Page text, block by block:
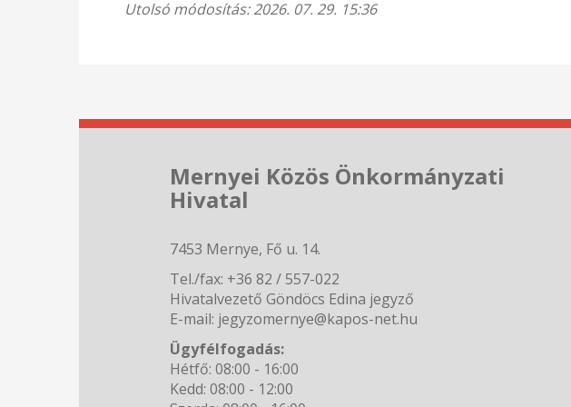
Utolsó módosítás: 2026. 07. 29. 15:36
Mernyei Közös Önkormányzati
Hivatal
7453 Mernye, Fő u. 14.
Tel./fax: +36 82 / 557-022
Hivatalvezető Göndöcs Edina jegyző
E-mail: jegyzomernye@kapos-net.hu
Ügyfélfogadás:
Hétfő: 08:00 - 16:00
Kedd: 08:00 - 12:00